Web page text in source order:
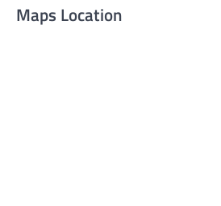
Maps Location